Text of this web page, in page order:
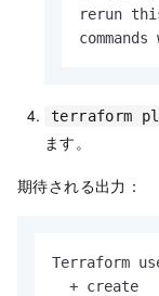
# (必須)
variable
variable
rerun
terraform
ます。
期待される出力：
Terraform
  + create